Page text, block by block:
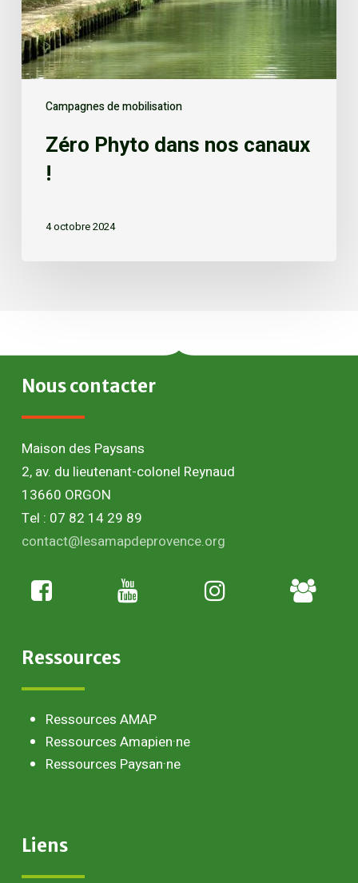
Campagnes de mobilisation
Zéro Phyto dans nos canaux
!
4 octobre 2024
Nouscontacter
Maison des Paysans
2, av. du lieutenant-colonel Reynaud
13660 ORGON
Tel : 07 82 14 29 89
contact@lesamapdeprovence.org
Adhésion
paysan
Ressources
Ressources AMAP
Ressources Amapien·ne
Ressources Paysan·ne
Liens